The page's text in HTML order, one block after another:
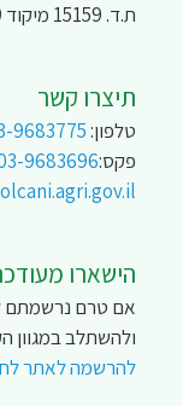
ת.ד. 15159 מיקוד 7528809
תיצרו קשר
טלפון:9683775
פקס:9683696
הישארו
אם טרם נרשמתם
ולהשתלב במגוון
להרשמה לאתר